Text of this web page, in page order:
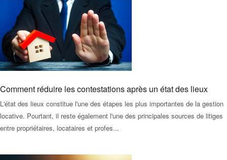
Comment réduire les contestations après un état des lieux
L'état des lieux constitue l'une des étapes les plus importantes de la gestion
locative. Pourtant, il reste également l'une des principales sources de litiges
entre propriétaires, locataires et profes...